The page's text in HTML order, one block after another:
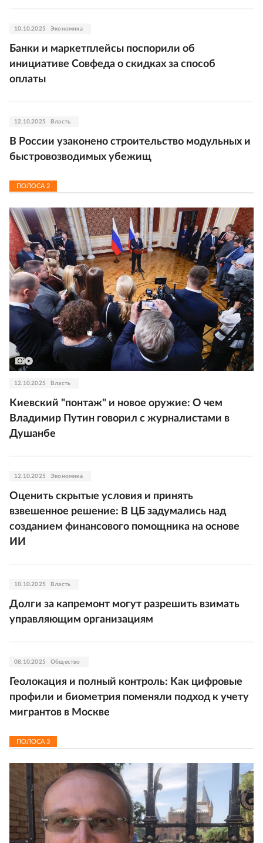
10.10.2025 Экономика
Банки и маркетплейсы поспорили об
инициативе Совфеда о скидках за способ
оплаты
12.10.2025 Власть
В России узаконено строительство модульных и
быстровозводимых убежищ
ПОЛОСА2
12.10.2025 Власть
Киевский "понтаж" и новое оружие: О чем
Владимир Путин говорил с журналистами в
Душанбе
12.10.2025 Экономика
Оценить скрытые условия и принять
взвешенное решение: В ЦБ задумались над
созданием финансового помощника на основе
ИИ
10.10.2025 Власть
Долги за капремонт могут разрешить взимать
управляющим организациям
08.10.2025 Общество
Геолокация и полный контроль: Как цифровые
профили и биометрия поменяли подход к учету
мигрантов в Москве
ПОЛОСА 3